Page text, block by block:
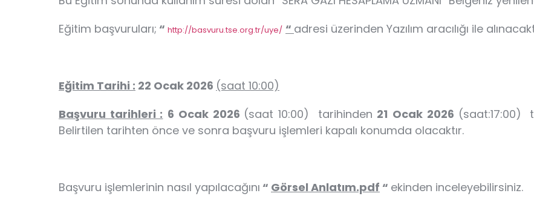
Eğitim başvuruları; “ http://basvuru.tse.org.tr/uye/ “ adresi üzerinden Yazılım aracılığı ile
Eğitim Tarihi : 22 Ocak 2026 (saat 10:00)
Başvuru tarihleri : 6 Ocak 2026 (saat 10:00) tarihinden 21 Ocak 2026 (saat:17:00)
Belirtilen tarihten önce ve sonra başvuru işlemleri kapalı konumda olacaktır.
Başvuru işlemlerinin nasıl yapılacağını “ Görsel Anlatım.pdf “ ekinden inceleyebilirsiniz.